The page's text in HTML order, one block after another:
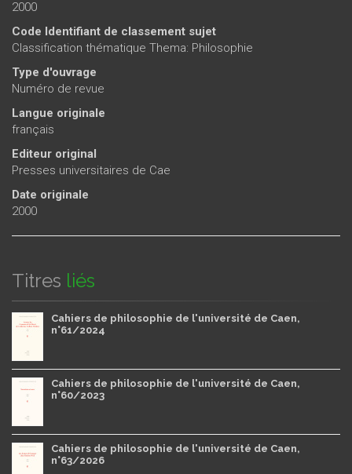
2000
Code Identifiant de classement sujet
Classification thématique Thema: Philosophie
Type d'ouvrage
Numéro de revue
Langue originale
français
Editeur original
Presses universitaires de Cae
Date originale
2000
Titres liés
Cahiers de philosophie de l'université de Caen,
n°61/2024
Cahiers de philosophie de l'université de Caen,
n°60/2023
Cahiers de philosophie de l'université de Caen,
n°63/2026